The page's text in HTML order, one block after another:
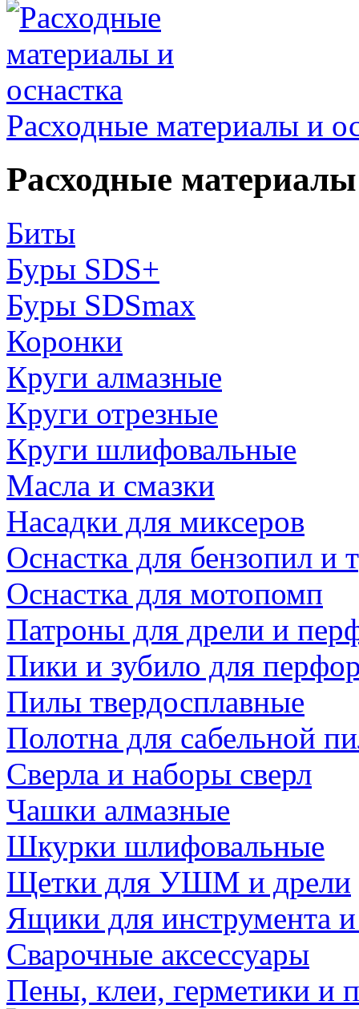
Расходные материалы и
Расходные
Биты
Буры SDS+
Буры SDSmax
Коронки
Круги алмазные
Круги отрезные
Круги шлифовальные
Масла и смазки
Насадки для миксеров
Оснастка для бензопил и
Оснастка для мотопомп
Патроны для дрели и
Пики и зубило для
Пилы твердосплавные
Полотна для сабельной
Сверла и наборы сверл
Чашки алмазные
Шкурки шлифовальные
Щетки для УШМ и дрели
Ящики для инструмента
Сварочные аксессуары
Пены, клеи, герметики и